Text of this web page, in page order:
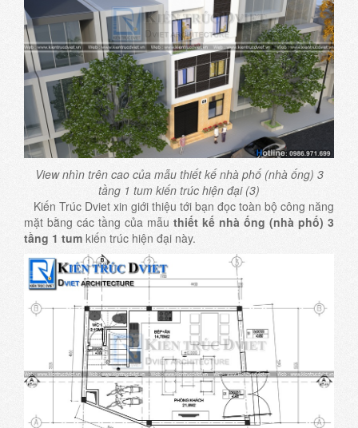
View nhìn trên cao của mẫu thiết kế nhà phố (nhà ống) 3
tầng 1 tum kiến trúc hiện đại (3)
Kiến Trúc Dviet xin giới thiệu tới bạn đọc toàn bộ công năng
mặt bằng các tầng của mẫu thiết kế nhà ống (nhà phố) 3
tầng 1 tum kiến trúc hiện đại này.